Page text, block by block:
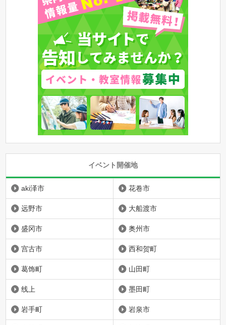
イベント開催地
aki泽市 花卷市
远野市 大船渡市
盛冈市 奥州市
宫古市 西和贺町
葛饰町 山田町
线上 墨田町
岩手町 岩泉市